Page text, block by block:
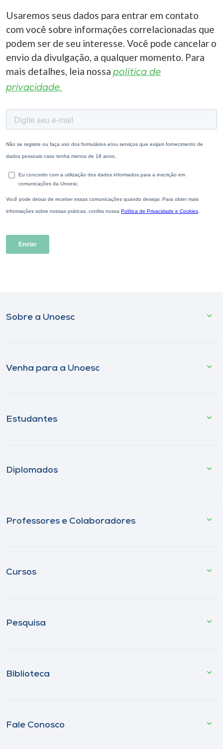
Usaremos seus dados para entrar em contato
com você sobre informações correlacionadas que
podem ser de seu interesse. Você pode cancelar o
envio da divulgação, a qualquer momento. Para
mais detalhes, leia nossa política de
privacidade.
Sobre a Unoesc
Venha para a Unoesc
Estudantes
Diplomados
Professores e Colaboradores
Cursos
Pesquisa
Biblioteca
Fale Conosco